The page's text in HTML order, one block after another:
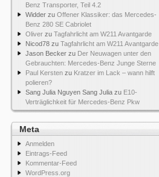
Benz Transporter, Teil 4.2
Widder zu Offener Klassiker: das Mercedes-
Benz 280 SE Cabriolet
Oliver zu Tagfahrlicht am W211 Avantgarde
Nicod78 zu Tagfahrlicht am W211 Avantgarde
Jason Becker zu Der Neuwagen unter den
Gebrauchten: Mercedes-Benz Junge Sterne
Paul Kersten zu Kratzer im Lack – wann hilft
polieren?
Sang Julia Nguyen Sang Julia zu E10-
Verträglichkeit für Mercedes-Benz Pkw
Meta
Anmelden
Eintrags-Feed
Kommentar-Feed
WordPress.org